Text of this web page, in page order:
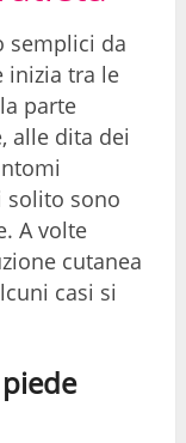
semplici da
inizia tra le
parte
alle dita dei
solito sono
A volte
cutanea
casi si